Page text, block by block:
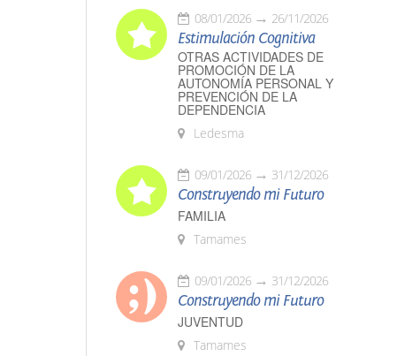
08/01/2026 26/11/2026
Estimulación Cognitiva
OTRAS ACTIVIDADES DE
PROMOCIÓN DE LA
AUTONOMÍA PERSONAL Y
PREVENCIÓN DE LA
DEPENDENCIA
Ledesma
09/01/2026 31/12/2026
Construyendo mi Futuro
FAMILIA
Tamames
09/01/2026 31/12/2026
Construyendo mi Futuro
JUVENTUD
Tamames